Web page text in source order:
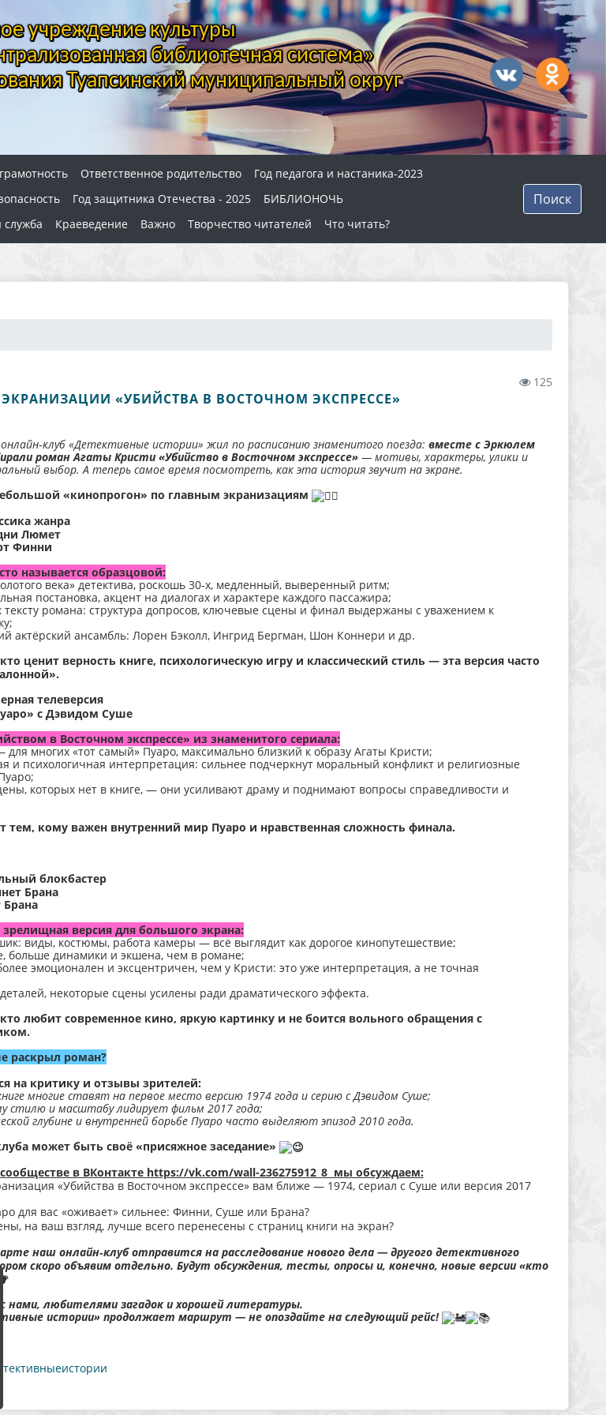
учреждение культуры
библиотечная система»
Туапсинский муниципальный округ
Ответственное родительство
Год педагога и настаника-2023
Год защитника Отечества - 2025
БИБЛИОНОЧЬ
служба Краеведение Важно Творчество читателей Что читать?
Поиск
125
«УБИЙСТВА В ВОСТОЧНОМ ЭКСПРЕССЕ»
«Детективные истории» жил по расписанию знаменитого поезда: вместе с Эркюлем
роман Агаты Кристи «Убийство в Восточном экспрессе»— мотивы, характеры, улики и
выбор. А теперь самое время посмотреть, как эта история звучит на экране.
«кинопрогон» по главным экранизациям
жанра
Люмет
Финни
называется образцовой:
века» детектива, роскошь 30‑х, медленный, выверенный ритм;
постановка, акцент на диалогах и характере каждого пассажира;
тексту романа: структура допросов, ключевые сцены и финал выдержаны с уважением к
актёрский ансамбль: Лорен Бэколл, Ингрид Бергман, Шон Коннери и др.
ценит верность книге, психологическую игру и классический стиль — эта версия часто
телеверсия
с Дэвидом Суше
в Восточном экспрессе» из знаменитого сериала:
многих «тот самый» Пуаро, максимально близкий к образу Агаты Кристи;
и психологичная интерпретация: сильнее подчеркнут моральный конфликт и религиозные
которых нет в книге, — они усиливают драму и поднимают вопросы справедливости и
тем, кому важен внутренний мир Пуаро и нравственная сложность финала.
блокбастер
Брана
Брана
версия для большого экрана:
виды, костюмы, работа камеры — всё выглядит как дорогое кинопутешествие;
больше динамики и экшена, чем в романе;
эмоционален и эксцентричен, чем у Кристи: это уже интерпретация, а не точная
некоторые сцены усилены ради драматического эффекта.
любит современное кино, яркую картинку и не боится вольного обращения с
раскрыл роман?
на критику и отзывы зрителей:
многие ставят на первое место версию 1974 года и серию с Дэвидом Суше;
стилю и масштабу лидирует фильм 2017 года;
глубине и внутренней борьбе Пуаро часто выделяют эпизод 2010 года.
может быть своё «присяжное заседание»
в ВКонтакте https://vk.com/wall-236275912_8 мы обсуждаем:
«Убийства в Восточном экспрессе» вам ближе — 1974, сериал с Суше или версия 2017
для вас «оживает» сильнее: Финни, Суше или Брана?
на ваш взгляд, лучше всего перенесены с страниц книги на экран?
наш онлайн‑клуб отправится на расследование нового дела — другого детективного
скоро объявим отдельно. Будут обсуждения, тесты, опросы и, конечно, новые версии «кто
нами, любителями загадок и хорошей литературы.
истории» продолжает маршрут — не опоздайте на следующий рейс!